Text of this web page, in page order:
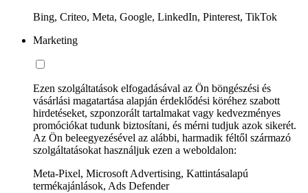
Bing, Criteo, Meta, Google, LinkedIn, Pinterest, TikTok
Marketing
Ezen szolgáltatások elfogadásával az Ön böngészési és
vásárlási magatartása alapján érdeklődési köréhez szabott
hirdetéseket, szponzorált tartalmakat vagy kedvezményes
promóciókat tudunk biztosítani, és mérni tudjuk azok sikerét.
Az Ön beleegyezésével az alábbi, harmadik féltől származó
szolgáltatásokat használjuk ezen a weboldalon:
Meta-Pixel, Microsoft Advertising, Kattintásalapú
termékajánlások, Ads Defender